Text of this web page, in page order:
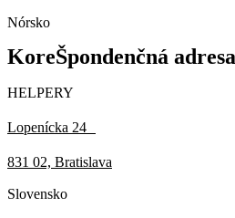
Nórsko
KoreŠpondenčná adresa
HELPERY
Lopenícka 24
831 02, Bratislava
Slovensko